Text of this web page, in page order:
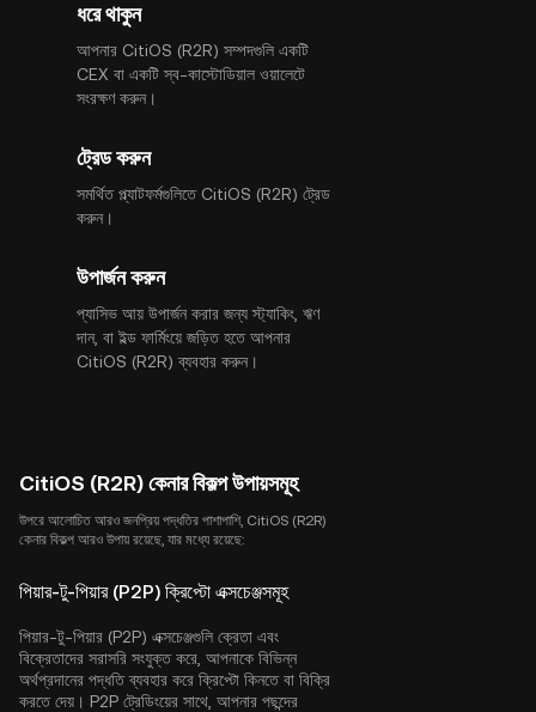
ধরে থাকুন
আপনার CitiOS (R2R) সম্পদগুলি একটি
CEX বা একটি স্ব-কাস্টোডিয়াল ওয়ালেটে
সংরক্ষণ করুন।
ট্রেড করুন
সমর্থিত প্ল্যাটফর্মগুলিতে CitiOS (R2R) ট্রেড
করুন।
উপার্জন করুন
প্যাসিভ আয় উপার্জন করার জন্য স্ট্যাকিং, ঋণ
দান, বা ইল্ড ফার্মিংয়ে জড়িত হতে আপনার
CitiOS (R2R) ব্যবহার করুন।
CitiOS (R2R) কেনার বিকল্প উপায়সমূহ
উপরে আলোচিত আরও জনপ্রিয় পদ্ধতির পাশাপাশি, CitiOS (R2R)
কেনার বিকল্প আরও উপায় রয়েছে, যার মধ্যে রয়েছে:
পিয়ার-টু-পিয়ার (P2P) ক্রিপ্টো এক্সচেঞ্জসমূহ
পিয়ার-টু-পিয়ার (P2P) এক্সচেঞ্জগুলি ক্রেতা এবং
বিক্রেতাদের সরাসরি সংযুক্ত করে, আপনাকে বিভিন্ন
অর্থপ্রদানের পদ্ধতি ব্যবহার করে ক্রিপ্টো কিনতে বা বিক্রি
করতে দেয়। P2P ট্রেডিংয়ের সাথে, আপনার পছন্দের